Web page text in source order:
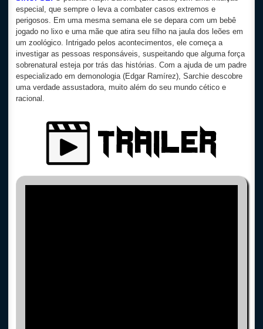
especial, que sempre o leva a combater casos extremos e
perigosos. Em uma mesma semana ele se depara com um bebê
jogado no lixo e uma mãe que atira seu filho na jaula dos leões em
um zoológico. Intrigado pelos acontecimentos, ele começa a
investigar as pessoas responsáveis, suspeitando que alguma força
sobrenatural esteja por trás das histórias. Com a ajuda de um padre
especializado em demonologia (Edgar Ramírez), Sarchie descobre
uma verdade assustadora, muito além do seu mundo cético e
racional.